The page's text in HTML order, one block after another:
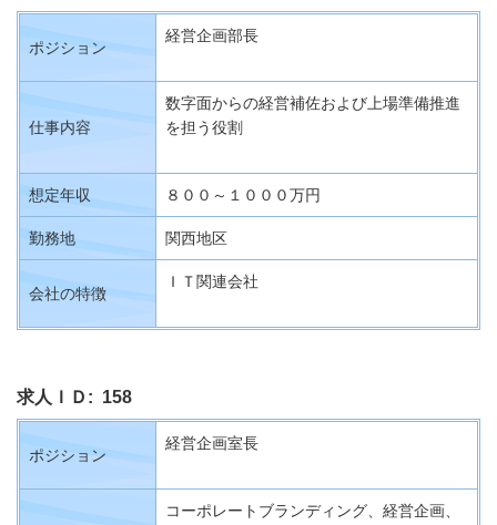
ポジション
経営企画部長
仕事内容
数字面からの経営補佐および上場準備推進
を担う役割
想定年収 ８００～１０００万円
勤務地 関西地区
会社の特徴
ＩＴ関連会社
求人ＩＤ: 158
ポジション
経営企画室長
コーポレートブランディング、 経営企画、